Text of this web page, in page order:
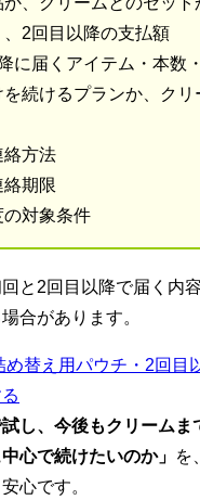
2回目以降の支払額
に届くアイテム・本数
を続けるプランか、クリ
絡方法
絡期限
対象条件
と2回目以降で届く内
合があります。
替え用パウチ・2回目
試し、今後もクリームま
心で続けたいのか」
を
心です。